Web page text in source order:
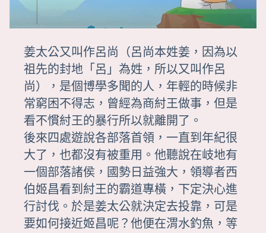
姜太公又叫作呂尚（呂尚本姓姜，因為以
祖先的封地「呂」為姓，所以又叫作呂
尚），是個博學多聞的人，年輕的時候非
常窮困不得志，曾經為商紂王做事，但是
看不慣紂王的暴行所以就離開了。
後來四處遊說各部落首領，一直到年紀很
大了，也都沒有被重用。他聽說在岐地有
一個部落諸侯，國勢日益強大，領導者西
伯姬昌看到紂王的霸道專橫，下定決心進
行討伐。於是姜太公就決定去投靠，可是
要如何接近姬昌呢？他便在渭水釣魚，等